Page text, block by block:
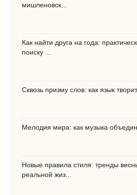
мишленовск...
Как найти друга на года:
поиску ...
Сквозь призму слов: как язык
Мелодия мира: как музыка
Новые правила стиля: тренды
реальной жиз...